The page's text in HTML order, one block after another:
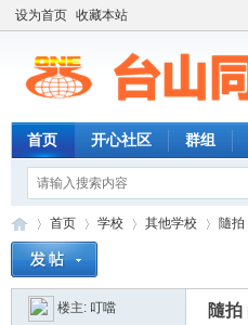
设为首页 收藏本站
首页 开心社区 群组
»
首页
›
学校 其他学校 隨拍
楼主: 叮噹 隨拍